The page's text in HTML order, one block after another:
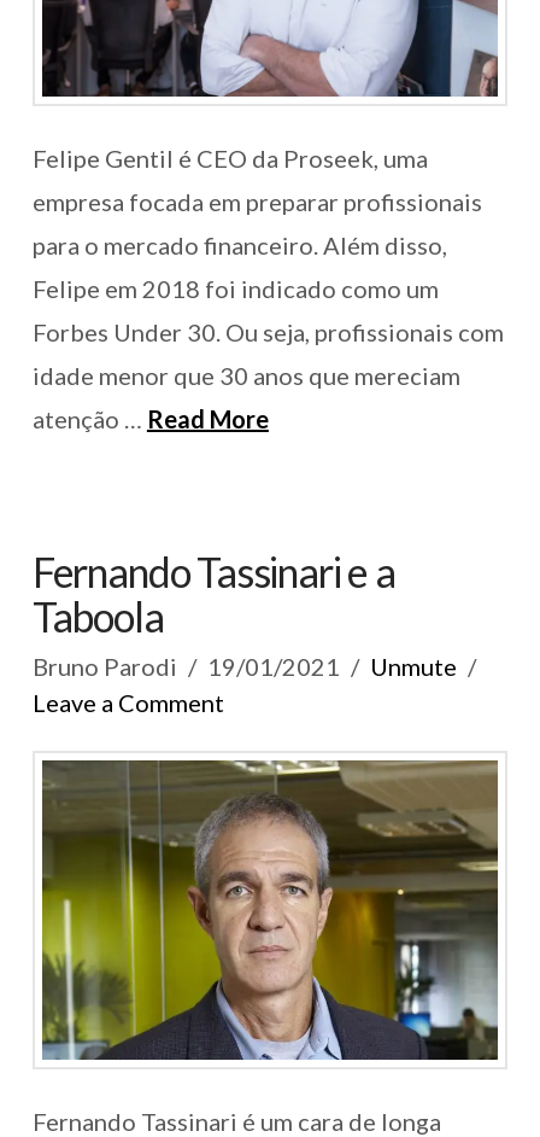
Felipe Gentil é CEO da Proseek, uma
empresa focada em preparar profissionais
para o mercado financeiro. Além disso,
Felipe em 2018 foi indicado como um
Forbes Under 30. Ou seja, profissionais com
idade menor que 30 anos que mereciam
atenção … Read More
Fernando Tassinari e a
Taboola
Bruno Parodi 19/01/2021
Unmute
Leave a Comment
Fernando Tassinari é um cara de longa